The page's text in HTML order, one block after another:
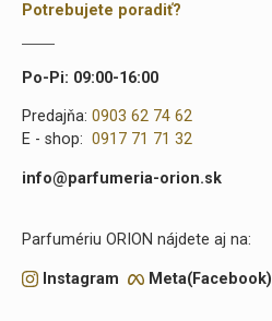
Potrebujete poradiť?
Po-Pi: 09:00-16:00
Predajňa: 0903 62 74 62
E - shop: 0917 71 71 32
info@parfumeria-orion.sk
Parfumériu ORION nájdete aj na:
Instagram Meta(Facebook)